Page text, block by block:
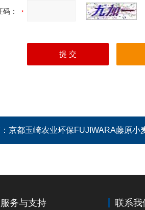
码：
京都玉崎农业环保FUJIWARA藤原小麦水分计
服务与支持 联系我